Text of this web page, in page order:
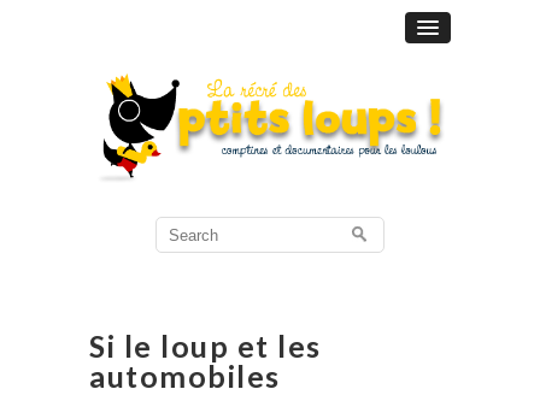
Search
for:
Si le loup et les
automobiles